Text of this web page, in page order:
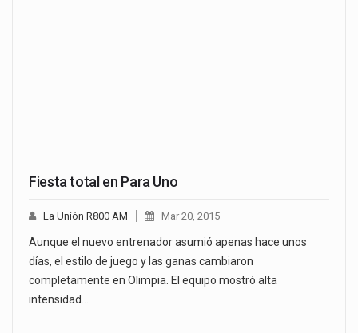
Fiesta total en Para Uno
La Unión R800 AM Mar 20, 2015
Aunque el nuevo entrenador asumió apenas hace unos
días, el estilo de juego y las ganas cambiaron
completamente en Olimpia. El equipo mostró alta
intensidad…